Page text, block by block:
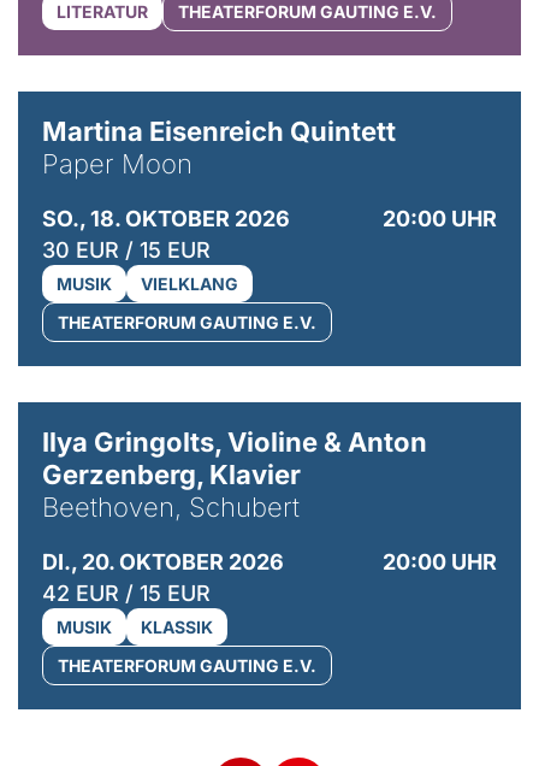
LITERATUR THEATERFORUM GAUTING E.V.
Martina Eisenreich Quintett
Paper Moon
SO., 18. OKTOBER 2026
20:00 UHR
30 EUR / 15 EUR
MUSIK
VIELKLANG
THEATERFORUM GAUTING E.V.
Ilya Gringolts, Violine & Anton
Gerzenberg, Klavier
Beethoven, Schubert
DI., 20. OKTOBER 2026
20:00 UHR
42 EUR / 15 EUR
MUSIK
KLASSIK
THEATERFORUM GAUTING E.V.